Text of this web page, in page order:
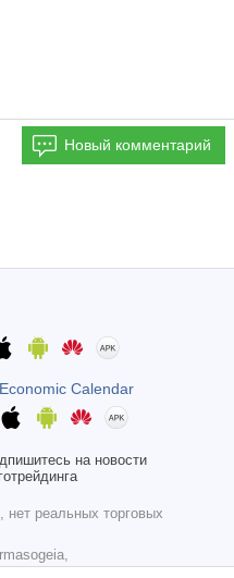
Новый комментарий
Economic Calendar
на новости
нет реальных торговых